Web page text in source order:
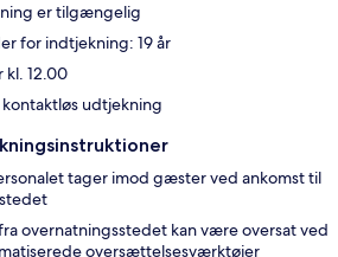
er tilgængelig
for indtjekning: 19 år
kl. 12.00
udtjekning
tager imod gæster ved ankomst til
overnatningsstedet kan være oversat ved
oversættelsesværktøjer